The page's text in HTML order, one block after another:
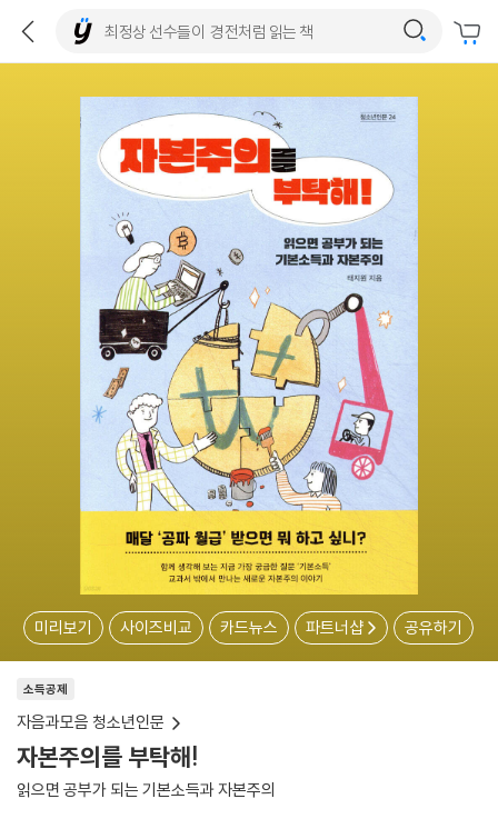
미리보기 사이즈비교 카드뉴스 파트너샵 공유하기
소득공제
자음과모음 청소년인문
자본주의를 부탁해!
읽으면 공부가 되는 기본소득과 자본주의